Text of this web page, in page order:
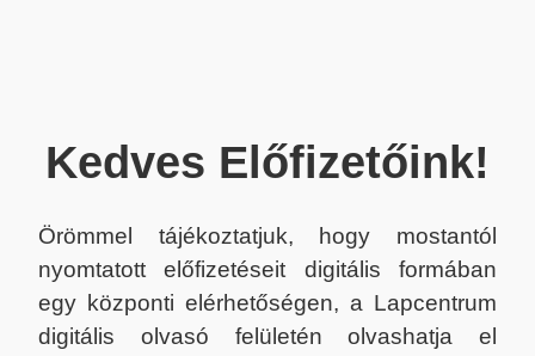
Kedves Előfizetőink!
Örömmel tájékoztatjuk, hogy mostantól
nyomtatott előfizetéseit digitális formában
egy központi elérhetőségen, a Lapcentrum
digitális olvasó felületén olvashatja el